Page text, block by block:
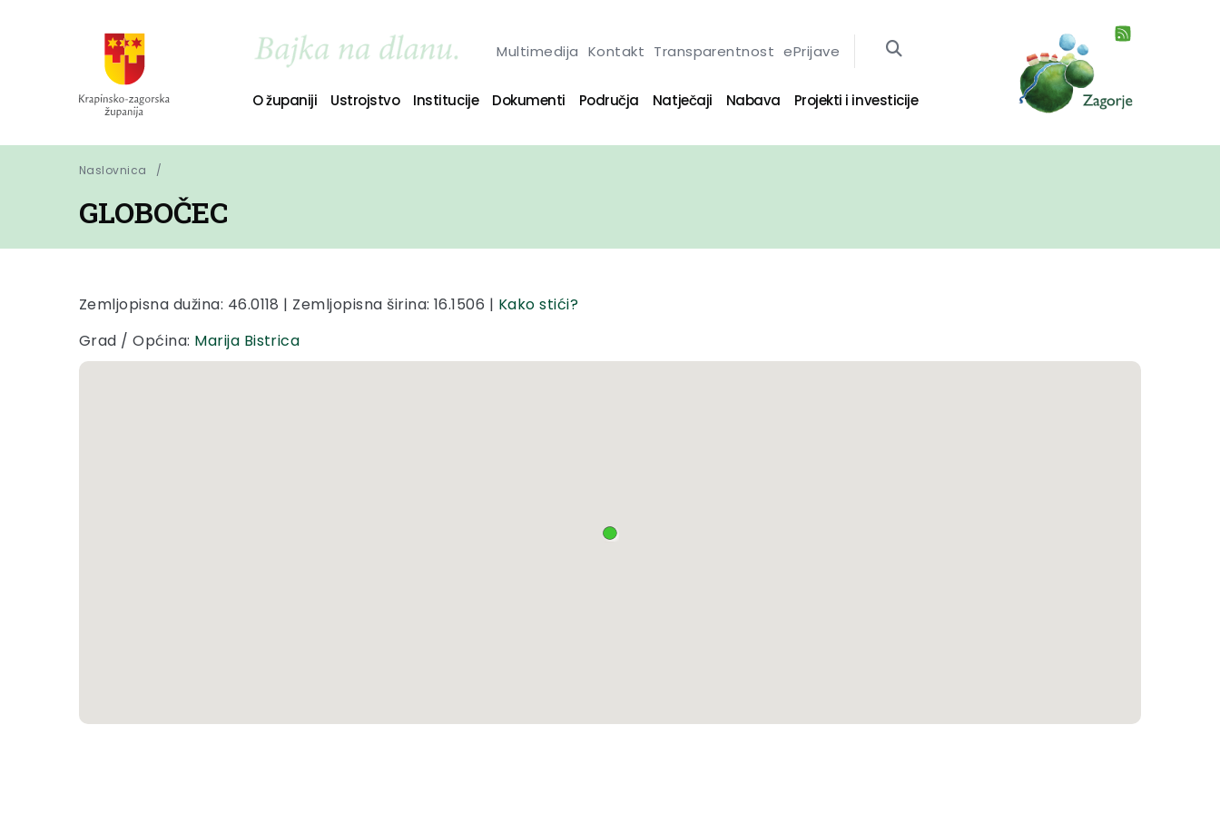
Multimedija Kontakt Transparentnost ePrijave
O županiji Ustrojstvo Institucije Dokumenti Područja Natječaji Nabava Projekti i investicije
Naslovnica
GLOBOČEC
Zemljopisna dužina: 46.0118 | Zemljopisna širina: 16.1506 | Kako stići?
Grad / Općina: Marija Bistrica